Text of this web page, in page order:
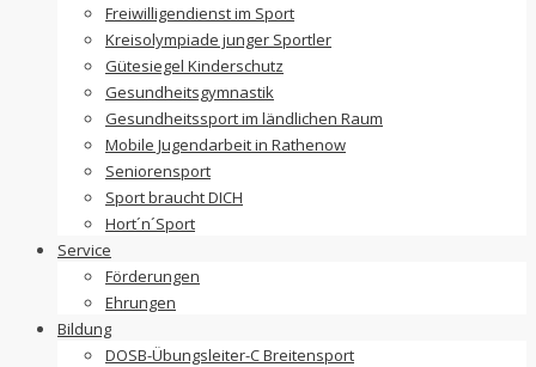
Freiwilligendienst im Sport
Kreisolympiade junger Sportler
Gütesiegel Kinderschutz
Gesundheitsgymnastik
Gesundheitssport im ländlichen Raum
Mobile Jugendarbeit in Rathenow
Seniorensport
Sport braucht DICH
Hort´n´Sport
Service
Förderungen
Ehrungen
Bildung
DOSB-Übungsleiter-C Breitensport